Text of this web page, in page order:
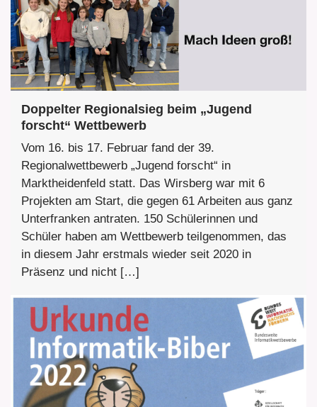
Doppelter Regionalsieg beim „Jugend
forscht“ Wettbewerb
Vom 16. bis 17. Februar fand der 39.
Regionalwettbewerb „Jugend forscht“ in
Marktheidenfeld statt. Das Wirsberg war mit 6
Projekten am Start, die gegen 61 Arbeiten aus ganz
Unterfranken antraten. 150 Schülerinnen und
Schüler haben am Wettbewerb teilgenommen, das
in diesem Jahr erstmals wieder seit 2020 in
Präsenz und nicht […]